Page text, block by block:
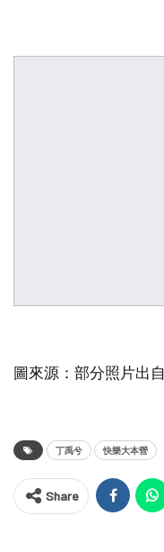
圖來源：部分照片出
丁禹兮 快樂大本營
Share